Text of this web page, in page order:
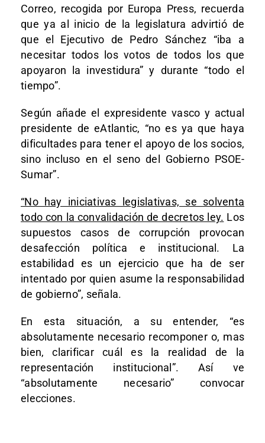
Correo, recogida por Europa Press, recuerda
que ya al inicio de la legislatura advirtió de
que el Ejecutivo de Pedro Sánchez “iba a
necesitar todos los votos de todos los que
apoyaron la investidura” y durante “todo el
tiempo”.
Según añade el expresidente vasco y actual
presidente de eAtlantic, “no es ya que haya
dificultades para tener el apoyo de los socios,
sino incluso en el seno del Gobierno PSOE-
Sumar”.
“No hay iniciativas legislativas, se solventa
todo con la convalidación de decretos ley. Los
supuestos casos de corrupción provocan
desafección política e institucional. La
estabilidad es un ejercicio que ha de ser
intentado por quien asume la responsabilidad
de gobierno”, señala.
En esta situación, a su entender, “es
absolutamente necesario recomponer o, mas
bien, clarificar cuál es la realidad de la
representación institucional”. Así ve
“absolutamente necesario” convocar
elecciones.